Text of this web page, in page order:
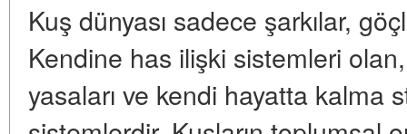
Kuş dünyası sadece şarkılar,
Kendine has ilişki sistemleri
yasaları ve kendi hayatta kalma